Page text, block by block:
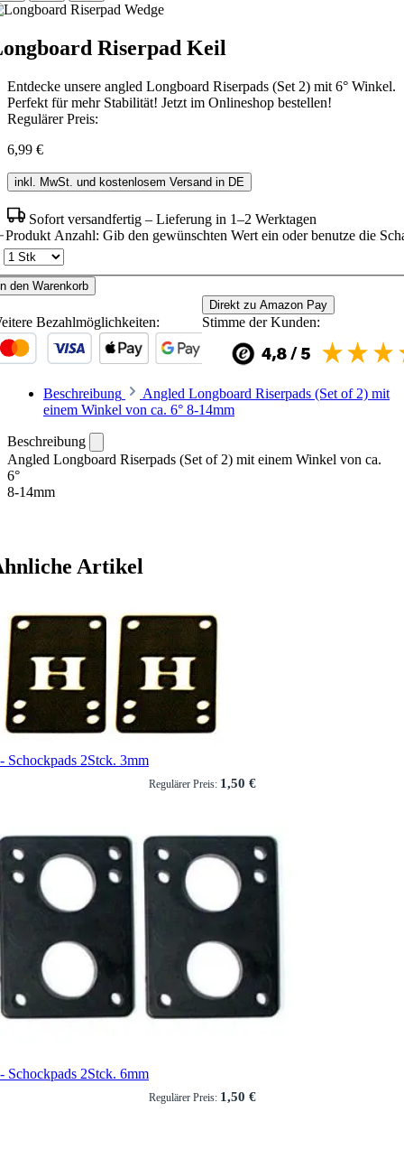
Riserpad Keil
Entdecke unsere angled Longboard Riserpads (Set 2) mit 6° Winkel.
Perfekt für mehr Stabilität! Jetzt im Onlineshop bestellen!
Regulärer Preis:
6,99 €
inkl. MwSt. und kostenlosem Versand in DE
Sofort versandfertig – Lieferung in 1–2 Werktagen
Produkt Anzahl: Gib den gewünschten Wert ein oder benutze die
den Warenkorb
Direkt zu Amazon Pay
Bezahlmöglichkeiten: Stimme der Kunden:
Beschreibung
Angled Longboard Riserpads (Set of 2) mit
einem Winkel von ca. 6° 8-14mm
Beschreibung
Angled Longboard Riserpads (Set of 2) mit einem Winkel von ca.
6°
8-14mm
Artikel
Schockpads 2Stck. 3mm
Regulärer Preis: 1,50 €
Schockpads 2Stck. 6mm
Regulärer Preis: 1,50 €